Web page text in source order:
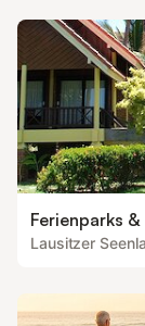
Ferienparks
Lausitzer